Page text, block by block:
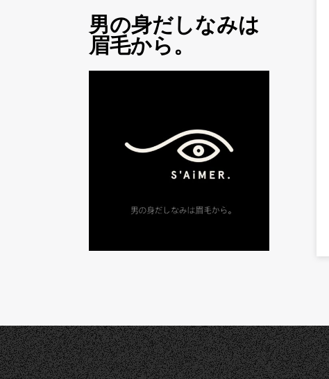
男の身だしなみは
眉毛から。